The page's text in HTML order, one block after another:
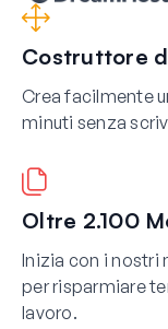
Costruttore
Crea facilmente
minuti senza
Oltre 2.100
Inizia con i nostri
per risparmiare
lavoro.